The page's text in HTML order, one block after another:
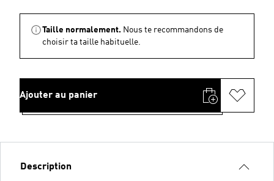
Taille normalement. Nous te recommandons de
choisir ta taille habituelle.
Ajouter au panier
Description